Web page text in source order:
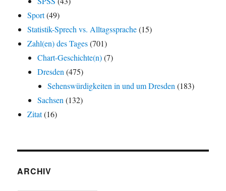
Sport(49)
Statistik-Sprech vs. Alltagssprache(15)
Zahl(en) des Tages(701)
Chart-Geschichte(n)(7)
Dresden(475)
Sehenswürdigkeiten in und um Dresden(183)
Sachsen(132)
Zitat(16)
ARCHIV